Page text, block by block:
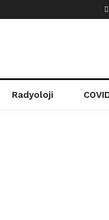
Radyoloji